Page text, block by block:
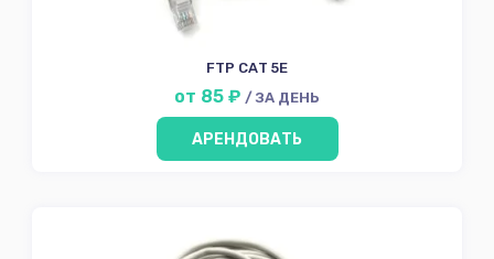
FTP CAT 5E
от 85 ₽ / ЗА ДЕНЬ
АРЕНДОВАТЬ